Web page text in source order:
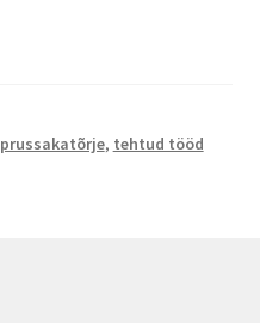
prussakatõrje, tehtud tööd